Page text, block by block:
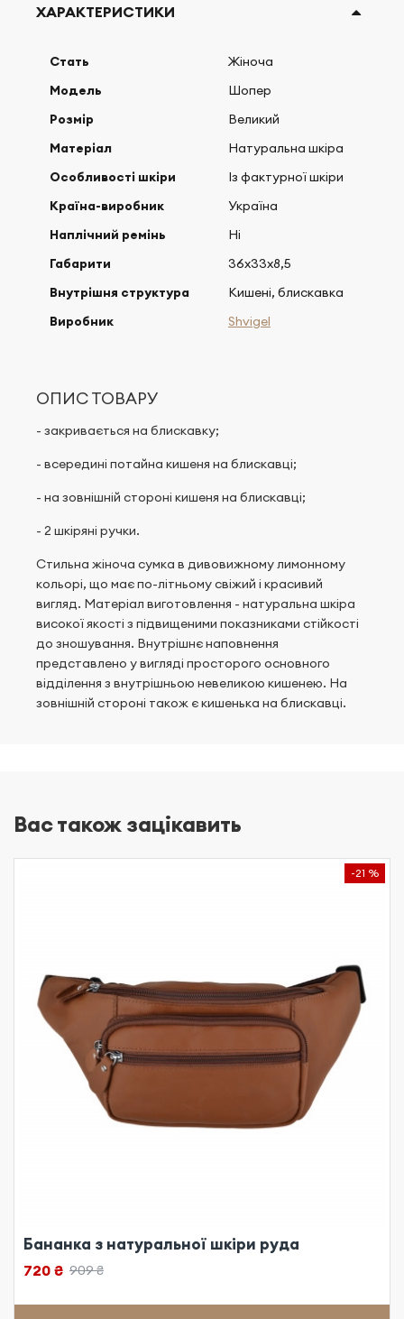
ХАРАКТЕРИСТИКИ
Стать
Жіноча
Модель
Шопер
Розмір
Великий
Матеріал
Натуральна шкіра
Особливості шкіри
Із фактурної шкіри
Країна-виробник
Україна
Наплічний ремінь
Ні
Габарити
36х33х8,5
Внутрішня структура
Кишені, блискавка
Виробник
Shvigel
ОПИС ТОВАРУ
- закривається на блискавку;
- всередині потайна кишеня на блискавці;
- на зовнішній стороні кишеня на блискавці;
- 2 шкіряні ручки.
Стильна жіноча сумка в дивовижному лимонному
кольорі, що має по-літньому свіжий і красивий
вигляд. Матеріал виготовлення - натуральна шкіра
високої якості з підвищеними показниками стійкості
до зношування. Внутрішнє наповнення
представлено у вигляді просторого основного
відділення з внутрішньою невеликою кишенею. На
зовнішній стороні також є кишенька на блискавці.
Вас також зацікавить
-21 %
Бананка з натуральної шкіри руда
720 ₴ 909 ₴